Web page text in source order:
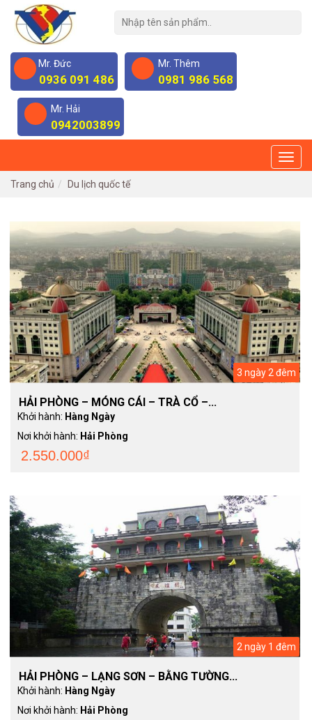
Mr. Đức
0936 091 486
Mr. Thêm
0981 986 568
Mr. Hải
0942003899
Trang chủ Du lịch quốc tế
3 ngày 2 đêm
HẢI PHÒNG – MÓNG CÁI – TRÀ CỔ –...
Khởi hành: Hàng Ngày
Nơi khởi hành: Hải Phòng
2.550.000₫
2 ngày 1 đêm
HẢI PHÒNG – LẠNG SƠN – BẰNG TƯỜNG...
Khởi hành: Hàng Ngày
Nơi khởi hành: Hải Phòng